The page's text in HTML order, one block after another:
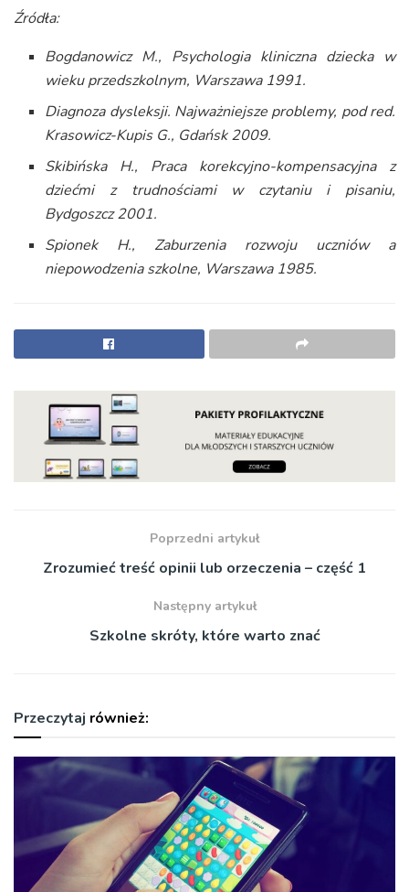
Źródła:
Bogdanowicz M., Psychologia kliniczna dziecka w
wieku przedszkolnym, Warszawa 1991.
Diagnoza dysleksji. Najważniejsze problemy, pod red.
Krasowicz-Kupis G., Gdańsk 2009.
Skibińska H., Praca korekcyjno-kompensacyjna z
dziećmi z trudnościami w czytaniu i pisaniu,
Bydgoszcz 2001.
Spionek H., Zaburzenia rozwoju uczniów a
niepowodzenia szkolne, Warszawa 1985.
Poprzedni artykuł
Zrozumieć treść opinii lub orzeczenia – część 1
Następny artykuł
Szkolne skróty, które warto znać
Przeczytaj również: